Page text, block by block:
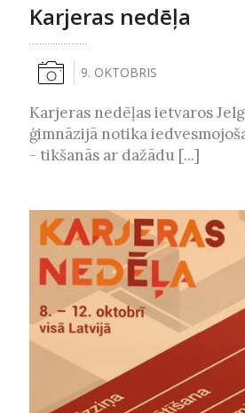
Karjeras nedēļa
9. OKTOBRIS
Karjeras nedēļas ietvaros
ģimnāzijā notika
- tikšanās ar dažādu [...]